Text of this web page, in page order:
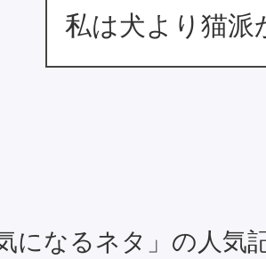
私は犬より猫派
になるネタ」の人気